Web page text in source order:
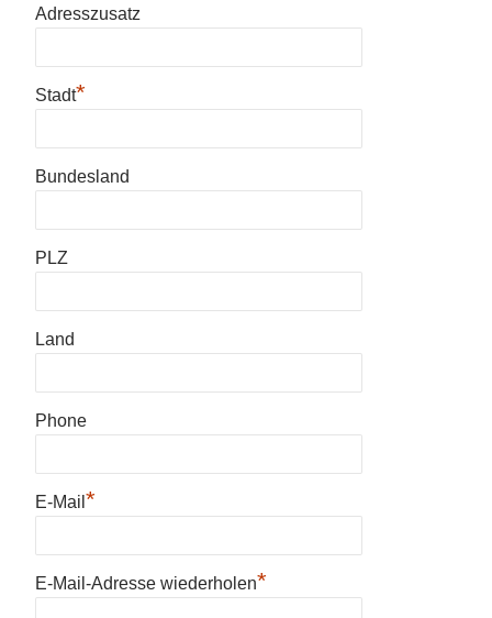
Adresszusatz
Stadt*
Bundesland
PLZ
Land
Phone
E-Mail *
E-Mail-Adresse wiederholen*